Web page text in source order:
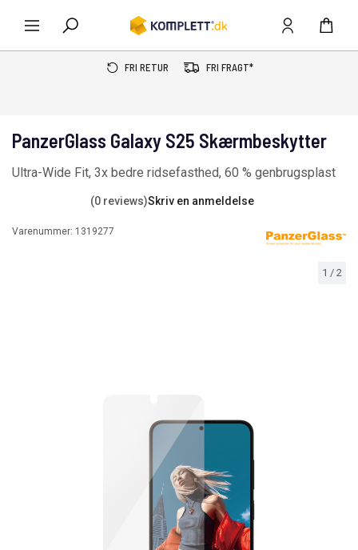
FRI RETUR FRI FRAGT*
1 / 2
PanzerGlass Galaxy S25 Skærmbeskytter
Ultra-Wide Fit, 3x bedre ridsefasthed, 60 % genbrugsplast
(0 reviews)Skriv en anmeldelse
Varenummer: 1319277